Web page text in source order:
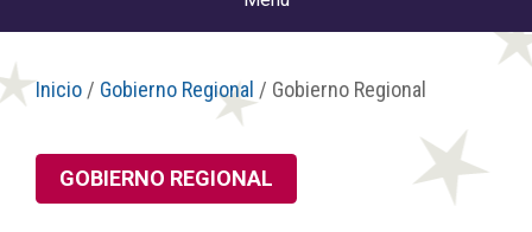
Inicio / Gobierno Regional / Gobierno Regional
GOBIERNO REGIONAL